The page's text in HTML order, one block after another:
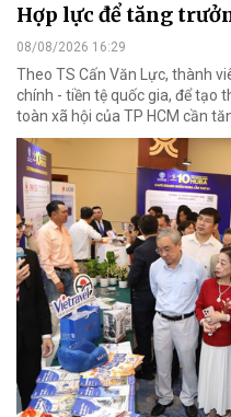
Hợp lực để tăng
08/08/2026 16:29
Theo TS Cấn Văn Lực, thành
chính - tiền tệ quốc gia, để tạo
toàn xã hội của TP HCM cần